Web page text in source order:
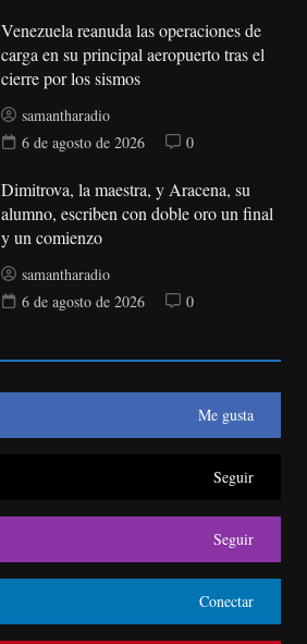
Venezuela reanuda las operaciones de
carga en su principal aeropuerto tras el
cierre por los sismos
samantharadio
6 de agosto de 2026
0
Dimitrova, la maestra, y Aracena, su
alumno, escriben con doble oro un final
y un comienzo
samantharadio
6 de agosto de 2026
0
Me gusta
Seguir
Seguir
Conectar